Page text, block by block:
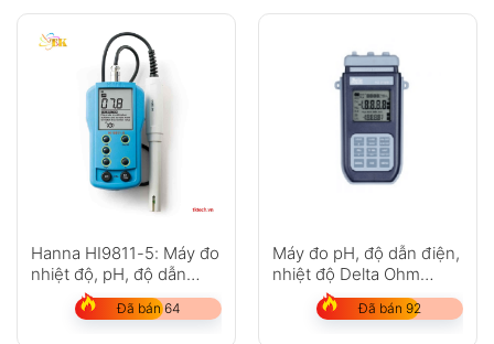
Hanna HI9811-5: Máy đo
nhiệt độ, pH, độ dẫn
Đã bán 64
Máy đo pH, độ dẫn điện,
nhiệt độ Delta Ohm
HD2156.1 (7 in 1)
Đã bán 92